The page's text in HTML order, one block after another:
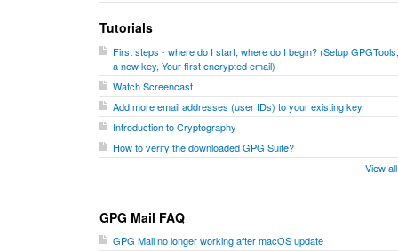
Tutorials
First steps - where do I start, where do I begin? (Setup
a new key, Your first encrypted email)
Watch Screencast
Add more email addresses (user IDs) to your existing key
Introduction to Cryptography
How to verify the downloaded GPG Suite?
View
GPG Mail FAQ
GPG Mail no longer working after macOS update